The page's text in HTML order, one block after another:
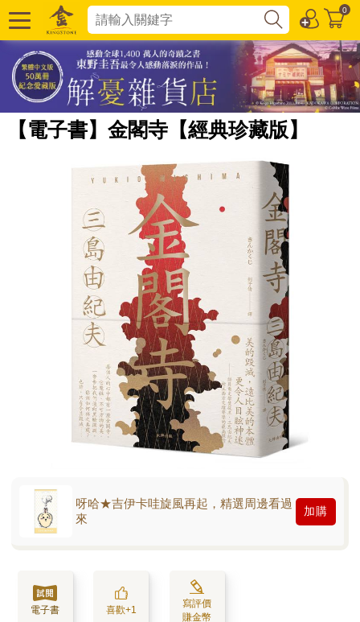
0
【電子書】金閣寺【經典珍藏版】
呀哈★吉伊卡哇旋風再起，精選周邊看過
來
加購
電子書 喜歡+1
寫評價
賺金幣